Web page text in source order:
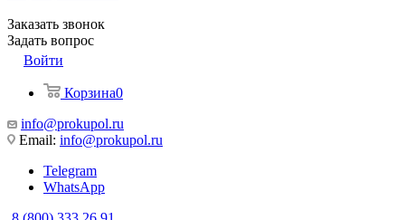
Заказать звонок
Задать вопрос
Войти
Корзина0
info@prokupol.ru
Email: info@prokupol.ru
Telegram
WhatsApp